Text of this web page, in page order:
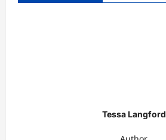
Tessa Langford